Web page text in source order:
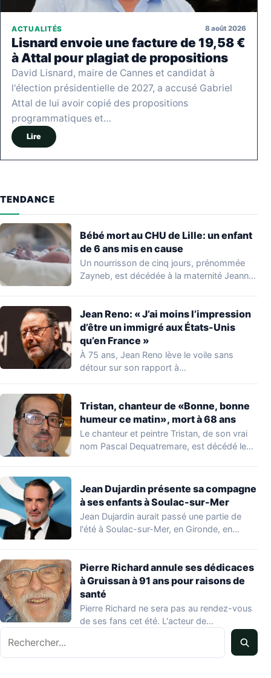
ACTUALITÉS 8 août 2026
Lisnard envoie une facture de 19,58 €
à Attal pour plagiat de propositions
David Lisnard, maire de Cannes et candidat à
l'élection présidentielle de 2027, a accusé Gabriel
Attal de lui avoir copié des propositions
programmatiques et…
Lire
TENDANCE
Bébé mort au CHU de Lille: un enfant
de 6 ans mis en cause
Un nourrisson de cinq jours, prénommée
Zayneb, est décédée à la maternité Jeanne
Jean Reno: « J’ai moins l’impression
d’être un immigré aux États-Unis
qu’en France »
À 75 ans, Jean Reno lève le voile sans
détour sur son rapport à…
Tristan, chanteur de «Bonne, bonne
humeur ce matin», mort à 68 ans
Le chanteur et peintre Tristan, de son vrai
nom Pascal Dequatremare, est décédé le…
Jean Dujardin présente sa compagne
à ses enfants à Soulac-sur-Mer
Jean Dujardin aurait passé une partie de
l'été à Soulac-sur-Mer, en Gironde, en
Pierre Richard annule ses dédicaces
à Gruissan à 91 ans pour raisons de
santé
Pierre Richard ne sera pas au rendez-vous
de ses fans cet été. L'acteur de…
Rechercher